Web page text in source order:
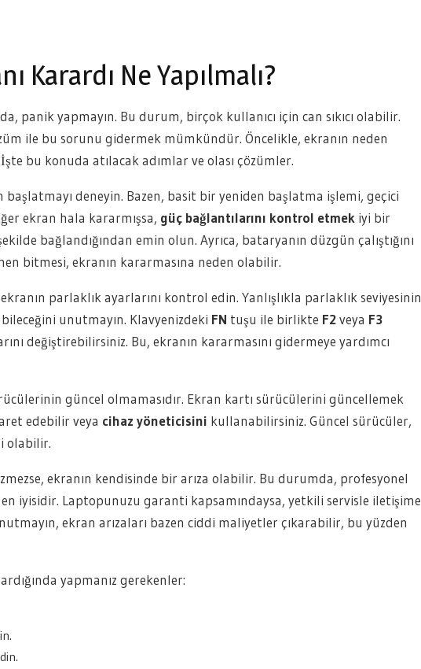
Karardı Ne Yapılmalı?
panik yapmayın. Bu durum, birçok kullanıcı için can sıkıcı olabilir.
ile bu sorunu gidermek mümkündür. Öncelikle, ekranın neden
bu konuda atılacak adımlar ve olası çözümler.
deneyin. Bazen, basit bir yeniden başlatma işlemi, geçici
ekran hala kararmışsa, güç bağlantılarını kontrol etmek iyi bir
bağlandığından emin olun. Ayrıca, bataryanın düzgün çalıştığını
bitmesi, ekranın kararmasına neden olabilir.
parlaklık ayarlarını kontrol edin. Yanlışlıkla parlaklık seviyesinin
unutmayın. Klavyenizdeki FN tuşu ile birlikte F2veya F3
değiştirebilirsiniz. Bu, ekranın kararmasını gidermeye yardımcı
güncel olmamasıdır. Ekran kartı sürücülerini güncellemek
edebilir veya cihaz yöneticisini kullanabilirsiniz. Güncel sürücüler,
olabilir.
ekranın kendisinde bir arıza olabilir. Bu durumda, profesyonel
iyisidir. Laptopunuzu garanti kapsamındaysa, yetkili servisle iletişime
ekran arızaları bazen ciddi maliyetler çıkarabilir, bu yüzden
yapmanız gerekenler: